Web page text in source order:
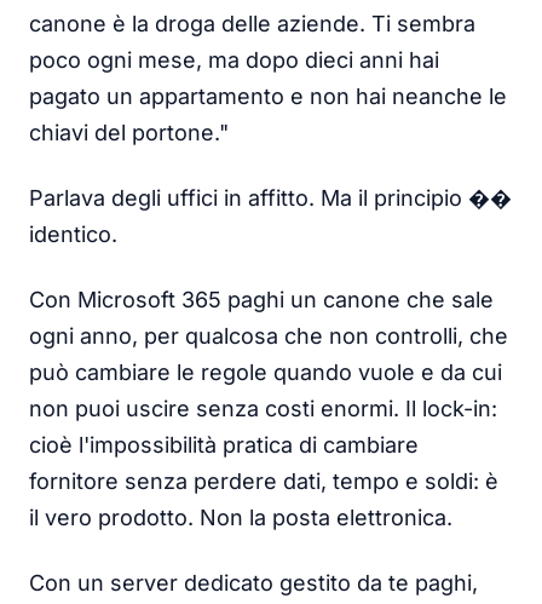
canone è la droga delle aziende. Ti sembra
poco ogni mese, ma dopo dieci anni hai
pagato un appartamento e non hai neanche le
chiavi del portone."
Parlava degli uffici in affitto. Ma il principio ��
identico.
Con Microsoft 365 paghi un canone che sale
ogni anno, per qualcosa che non controlli, che
può cambiare le regole quando vuole e da cui
non puoi uscire senza costi enormi. Il lock-in:
cioè l'impossibilità pratica di cambiare
fornitore senza perdere dati, tempo e soldi: è
il vero prodotto. Non la posta elettronica.
Con un server dedicato gestito da te paghi,